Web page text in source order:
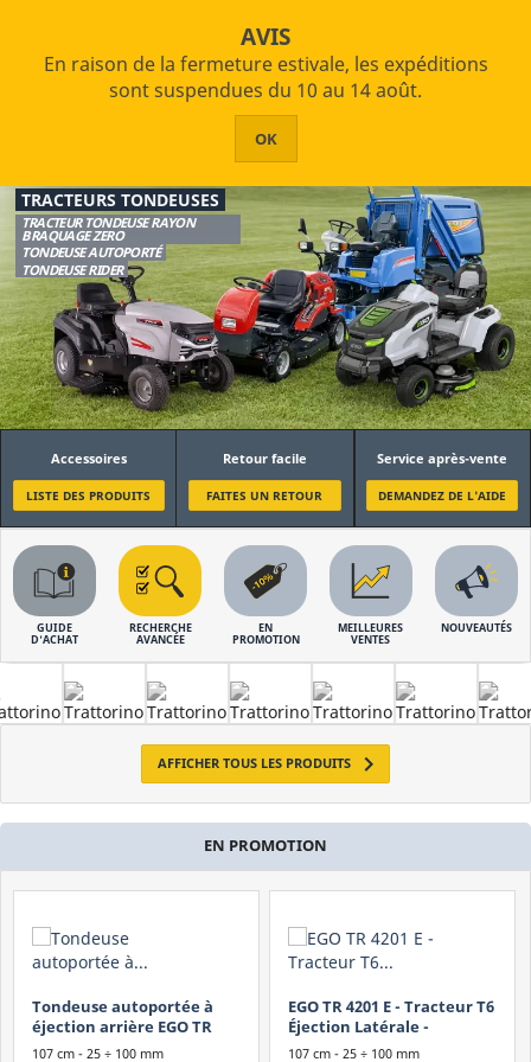

PRODUITS
ASSISTANCE
CONTACTS
Jardinage et agriculture
Typologie
Tracteur Tondeuse
Tracteur Tondeuse (Rayon Braquage Zero)
Tondeuse Rider
Alimentation
Mazout
Moteur
Briggs & Stratton
Hyundai
Kawasaki
Rato
Marque
Ego
Harry
Hyundai
Iseki
Roques et Lecoeur
Sarp
TRACTEURS TONDEUSES
TRACTEUR TONDEUSE RAYON
BRAQUAGE ZERO
TONDEUSE AUTOPORTÉ
TONDEUSE RIDER
Accessoires
LISTE DES PRODUITS
Retour facile
FAITES UN RETOUR
Service après-vente
DEMANDEZ DE L'AIDE
GUIDE
D'ACHAT
RECHERCHE
AVANCÉE
EN
PROMOTION
MEILLEURES
VENTES
NOUVEAUTÉS
AFFICHER TOUS LES PRODUITS 
EN PROMOTION
Tondeuse autoportée à
éjection arrière EGO TR
3801 EB - T6 - Chargeur
107 cm - 25 ÷ 100 mm
EGO TR 4201 E - Tracteur T6
Éjection Latérale -
Chargeur Rapide Inclus
107 cm - 25 ÷ 100 mm
AVIS
En raison de la fermeture estivale, les expéditions
sont suspendues du 10 au 14 août.
OK